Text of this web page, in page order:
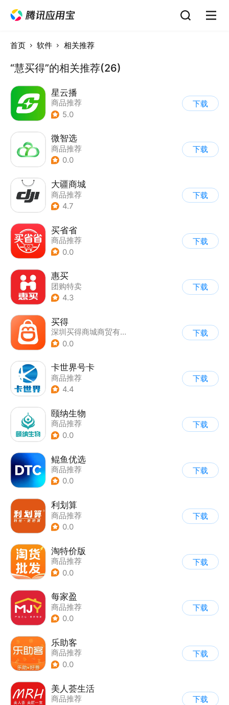
首页 软件 相关推荐
“慧买得”的相关推荐(26)
星云播
商品推荐
5.0
下载
微智选
商品推荐
0.0
下载
大疆商城
商品推荐
4.7
下载
买省省
商品推荐
0.0
下载
惠买
团购特卖
4.3
下载
买得
深圳买得商城商贸有限公司
0.0
下载
卡世界号卡
商品推荐
4.4
下载
颐纳生物
商品推荐
0.0
下载
鲲鱼优选
商品推荐
0.0
下载
利划算
商品推荐
0.0
下载
淘特价版
商品推荐
0.0
下载
每家盈
商品推荐
0.0
下载
乐助客
商品推荐
0.0
下载
美人荟生活
商品推荐
下载